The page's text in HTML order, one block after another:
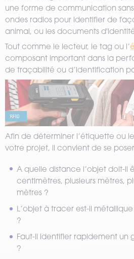
une forme de communication
ondes radios pour identifier de
animal, ou les documents
Tout comme le lecteur, le tag ou l’
composant important dans la
de traçabilité ou d’identification
Afin de déterminer l’étiquette ou
votre projet, il convient de se
A quelle distance l’objet doit-il
centimètres, plusieurs mètres,
mètres ?
L’objet à tracer est-il
?
Faut-il identifier rapidement un
?